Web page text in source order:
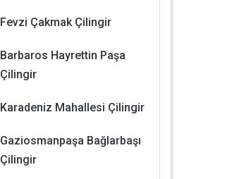
Fevzi Çakmak Çilingir
Barbaros Hayrettin Paşa
Çilingir
Karadeniz Mahallesi Çilingir
Gaziosmanpaşa Bağlarbaşı
Çilingir